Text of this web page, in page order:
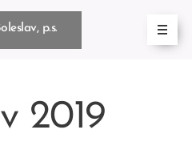
p.s.
2019